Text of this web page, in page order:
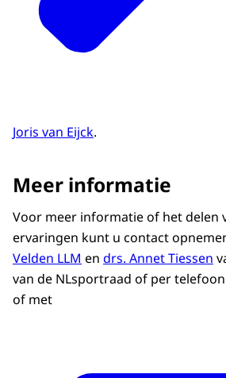
Joris van Eijck.
Meer informatie
Voor meer informatie of het delen
ervaringen kunt u contact
Velden LLM en drs. Annet Tiessen
van de NLsportraad of per telefoon
of met